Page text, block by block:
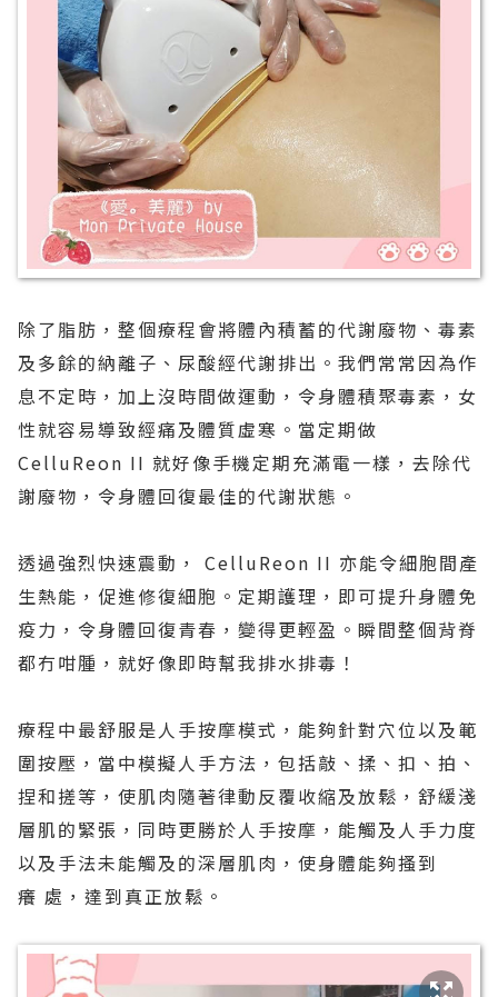
除了脂肪，整個療程會將體內積蓄的代謝廢物、毒素
及多餘的納離子、尿酸經代謝排出。我們常常因為作
息不定時，加上沒時間做運動，令身體積聚毒素，女
性就容易導致經痛及體質虛寒。當定期做
CelluReon II 就好像手機定期充滿電一樣，去除代
謝廢物，令身體回復最佳的代謝狀態。
透過強烈快速震動， CelluReon II 亦能令細胞間產
生熱能，促進修復細胞。定期護理，即可提升身體免
疫力，令身體回復青春，變得更輕盈。瞬間整個背脊
都冇咁腫，就好像即時幫我排水排毒！
療程中最舒服是人手按摩模式，能夠針對穴位以及範
圍按壓，當中模擬人手方法，包括敲、揉、扣、拍、
捏和搓等，使肌肉隨著律動反覆收縮及放鬆，舒緩淺
層肌的緊張，同時更勝於人手按摩，能觸及人手力度
以及手法未能觸及的深層肌肉，使身體能夠搔到
癢 處，達到真正放鬆。